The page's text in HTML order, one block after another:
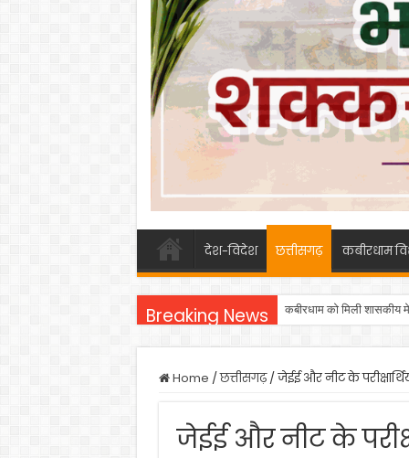
देश-विदेश छत्तीसगढ़ कबीरधाम
Breaking News कबीरधाम को मिली शासकीय
Home /छत्तीसगढ़ /जेईई और नीट के
जेईई और नीट के